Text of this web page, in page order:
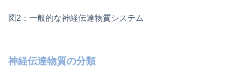
図2：一般的な神経伝達物質システム
神経伝達物質の分類